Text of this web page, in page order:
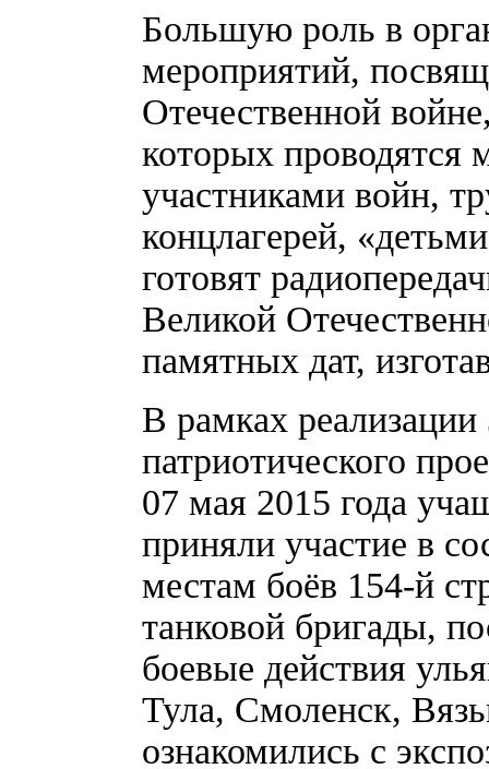
Большую роль в
мероприятий,
Отечественной
которых проводятся
участниками войн,
концлагерей,
готовят
Великой
памятных дат,
В рамках реализации
патриотического
07 мая 2015 года
приняли участие в
местам боёв 154-й
танковой бригады,
боевые действия
Тула, Смоленск,
ознакомились с